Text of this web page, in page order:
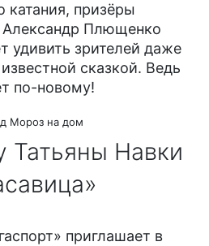
катания, призёры
Плющенко
удивить зрителей даже
сказкой. Ведь
по-новому!
Татьяны Навки
приглашает в